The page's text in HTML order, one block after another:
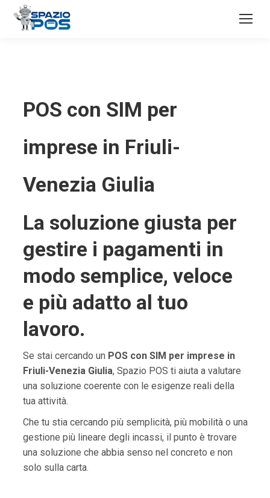
POS con SIM per
imprese in Friuli-
Venezia Giulia
La soluzione giusta per
gestire i pagamenti in
modo semplice, veloce
e più adatto al tuo
lavoro.
Se stai cercando un POS con SIM per imprese in
Friuli-Venezia Giulia, Spazio POS ti aiuta a valutare
una soluzione coerente con le esigenze reali della
tua attività.
Che tu stia cercando più semplicità, più mobilità o una
gestione più lineare degli incassi, il punto è trovare
una soluzione che abbia senso nel concreto e non
solo sulla carta.